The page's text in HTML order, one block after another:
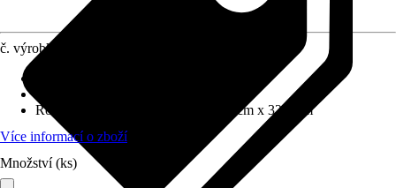
č. výrobku
Rozměry (ŠxVxH)
32.4 cm x 67.4 cm x 32.1 cm
Více informací o zboží
Množství (ks)